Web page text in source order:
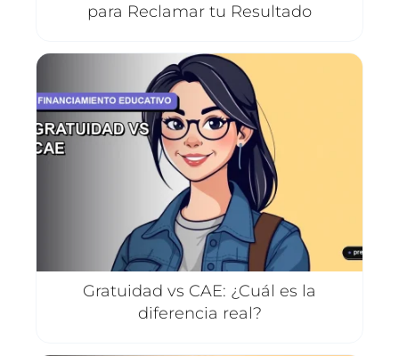
para Reclamar tu Resultado
Gratuidad vs CAE: ¿Cuál es la
diferencia real?